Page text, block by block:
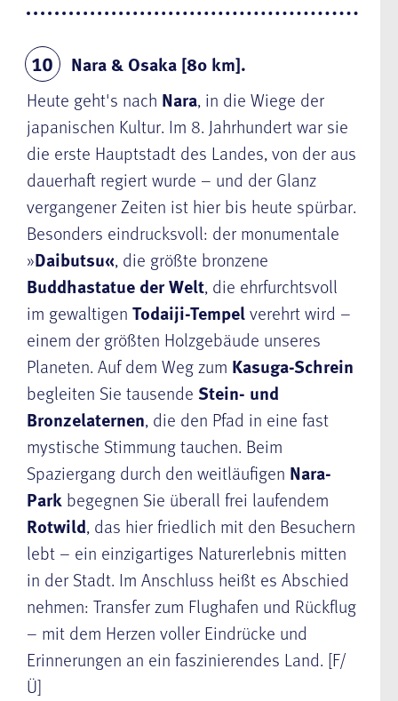
10
Nara & Osaka [80 km].
Heute geht's nach Nara, in die Wiege der
japanischen Kultur. Im 8. Jahrhundert war sie
die erste Hauptstadt des Landes, von der aus
dauerhaft regiert wurde – und der Glanz
vergangener Zeiten ist hier bis heute spürbar.
Besonders eindrucksvoll: der monumentale
»Daibutsu«, die größte bronzene
Buddhastatue der Welt, die ehrfurchtsvoll
im gewaltigen Todaiji-Tempelverehrt wird –
einem der größten Holzgebäude unseres
Planeten. Auf dem Weg zum Kasuga-Schrein
begleiten Sie tausende Stein- und
Bronzelaternen, die den Pfad in eine fast
mystische Stimmung tauchen. Beim
Spaziergang durch den weitläufigen Nara-
Park begegnen Sie überall frei laufendem
Rotwild, das hier friedlich mit den Besuchern
lebt – ein einzigartiges Naturerlebnis mitten
in der Stadt. Im Anschluss heißt es Abschied
nehmen: Transfer zum Flughafen und Rückflug
– mit dem Herzen voller Eindrücke und
Erinnerungen an ein faszinierendes Land. [F/
Ü]